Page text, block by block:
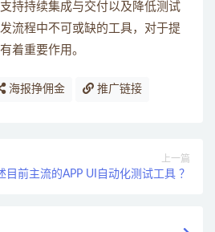
持持续集成与交付以及降低测试
流程中不可或缺的工具，对于提
着重要作用。
海报挣佣金 推广链接
上一篇
目前主流的APP UI自动化测试工具 ？